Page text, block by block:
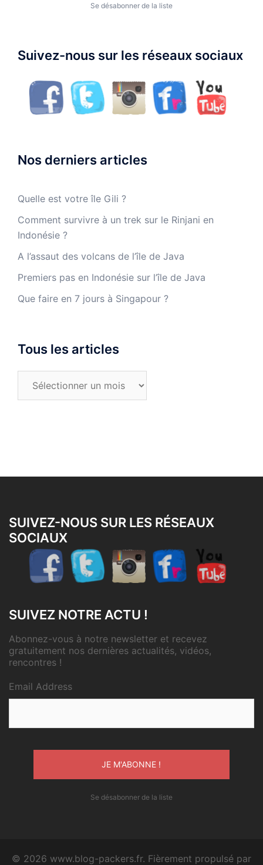
Se désabonner de la liste
Suivez-nous sur les réseaux sociaux
Nos derniers articles
Quelle est votre île Gili ?
Comment survivre à un trek sur le Rinjani en
Indonésie ?
A l’assaut des volcans de l’île de Java
Premiers pas en Indonésie sur l’île de Java
Que faire en 7 jours à Singapour ?
Tous les articles
SUIVEZ-NOUS SUR LES RÉSEAUX
SOCIAUX
SUIVEZ NOTRE ACTU !
Abonnez-vous à notre newsletter et recevez
gratuitement nos dernières actualités, vidéos,
rencontres !
Email Address
Se désabonner de la liste
© 2026 www.blog-packers.fr. Fièrement propulsé par